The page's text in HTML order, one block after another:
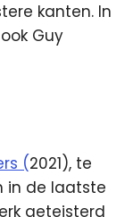
kanten. In
Guy
(2021), te
in de laatste
geteisterd